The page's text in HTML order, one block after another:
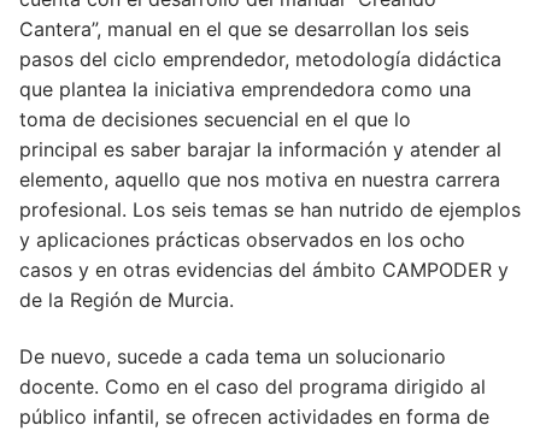
Cantera”, manual en el que se desarrollan los seis
pasos del ciclo emprendedor, metodología didáctica
que plantea la iniciativa emprendedora como una
toma de decisiones secuencial en el que lo
principal es saber barajar la información y atender al
elemento, aquello que nos motiva en nuestra carrera
profesional. Los seis temas se han nutrido de ejemplos
y aplicaciones prácticas observados en los ocho
casos y en otras evidencias del ámbito CAMPODER y
de la Región de Murcia.
De nuevo, sucede a cada tema un solucionario
docente. Como en el caso del programa dirigido al
público infantil, se ofrecen actividades en forma de